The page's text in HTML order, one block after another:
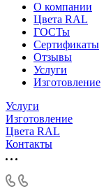
О компании
Цвета RAL
ГОСТы
Сертификаты
Отзывы
Услуги
Изготовление
Услуги
Изготовление
Цвета RAL
Контакты